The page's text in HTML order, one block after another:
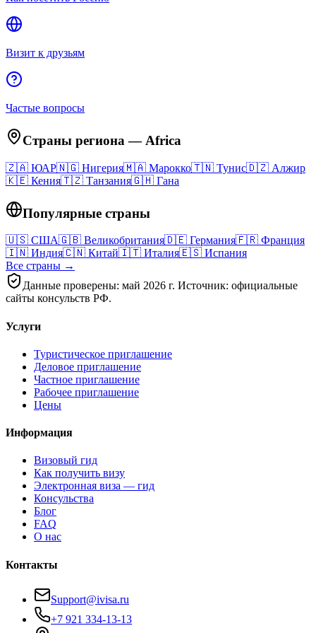
Визит к друзьям
Частые вопросы
Страны региона — Africa
🇿🇦 ЮАР🇳🇬 Нигерия🇲🇦 Марокко🇹🇳 Тунис🇩🇿 Алжир
🇰🇪 Кения🇹🇿 Танзания🇬🇭 Гана
Популярные страны
🇺🇸 США🇬🇧 Великобритания🇩🇪 Германия🇫🇷 Франция
🇮🇳 Индия🇨🇳 Китай🇮🇹 Италия🇪🇸 Испания
Все страны →
Данные проверены: май 2026 г. Источник: официальные
сайты консульств РФ.
Услуги
Туристическое приглашение
Деловое приглашение
Частное приглашение
Рабочее приглашение
Цены
Информация
Визовый гид
Как получить визу
Электронная виза — гид
Консульства
Блог
FAQ
О нас
Контакты
Support@ivisa.ru
+7 921 334-13-13